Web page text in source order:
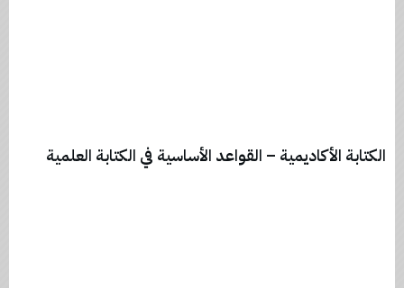
الكتابة الأكاديمية – القواعد الأساسية في الكتابة العلمية